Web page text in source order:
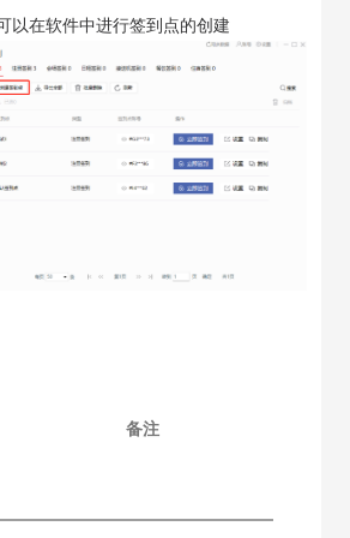
以在软件中进行签到点的创建
备注